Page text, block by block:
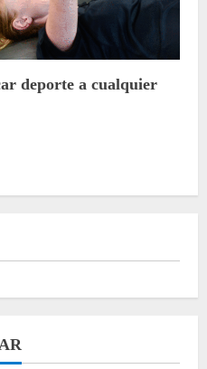
deporte a cualquier